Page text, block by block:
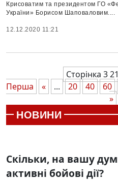
Крисоватим та президентом ГО
України» Борисом Шаповаловим....
12.12.2020 11:21
Сторінка 3
Перша
« ... 20 40 60
»
НОВИНИ
Скільки, на вашу
активні бойові дії?